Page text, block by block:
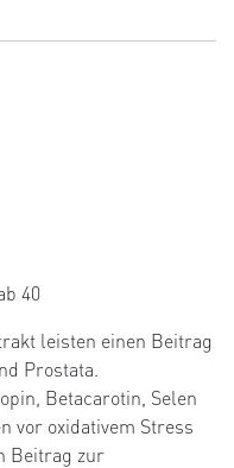
40
leisten einen Beitrag
Prostata.
Betacarotin, Selen
vor oxidativem Stress
Beitrag zur